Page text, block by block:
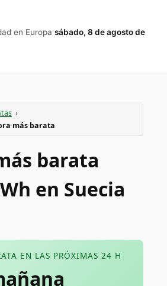
en Europa sábado, 8 de agosto de
›
más barata
barata
en Suecia
EN LAS PRÓXIMAS 24 H